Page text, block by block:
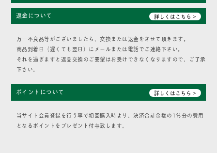
返金について 詳しくはこちら >
万一不良品等がございましたら、交換または返金をさせて頂きます。
商品到着日（遅くても翌日）にメールまたは電話でご連絡下さい。
それを過ぎますと返品交換のご要望はお受けできなくなりますので、ご了承
下さい。
ポイントについて 詳しくはこちら >
当サイト会員登録を行う事で初回購入時より、決済合計金額の1％分の費用
となるポイントをプレゼント付与致します。